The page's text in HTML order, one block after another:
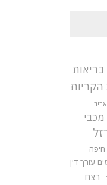
בריאות
מכבי
עורך דין
רצח